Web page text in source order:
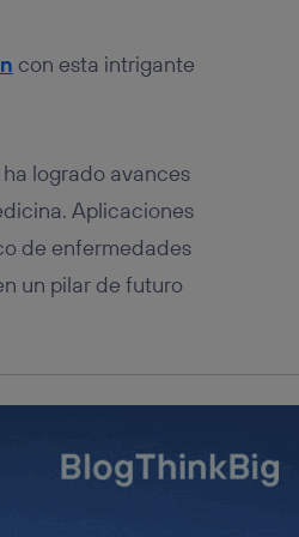
con esta intrigante
logrado avances
Aplicaciones
de enfermedades
un pilar de futuro
se
que
la parte